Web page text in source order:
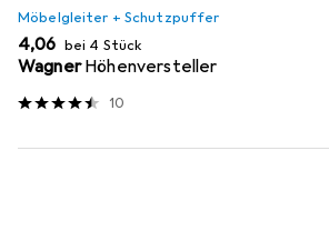
Möbelgleiter + Schutzpuffer
EUR
4,06 bei 4 Stück
Wagner Höhenversteller
10